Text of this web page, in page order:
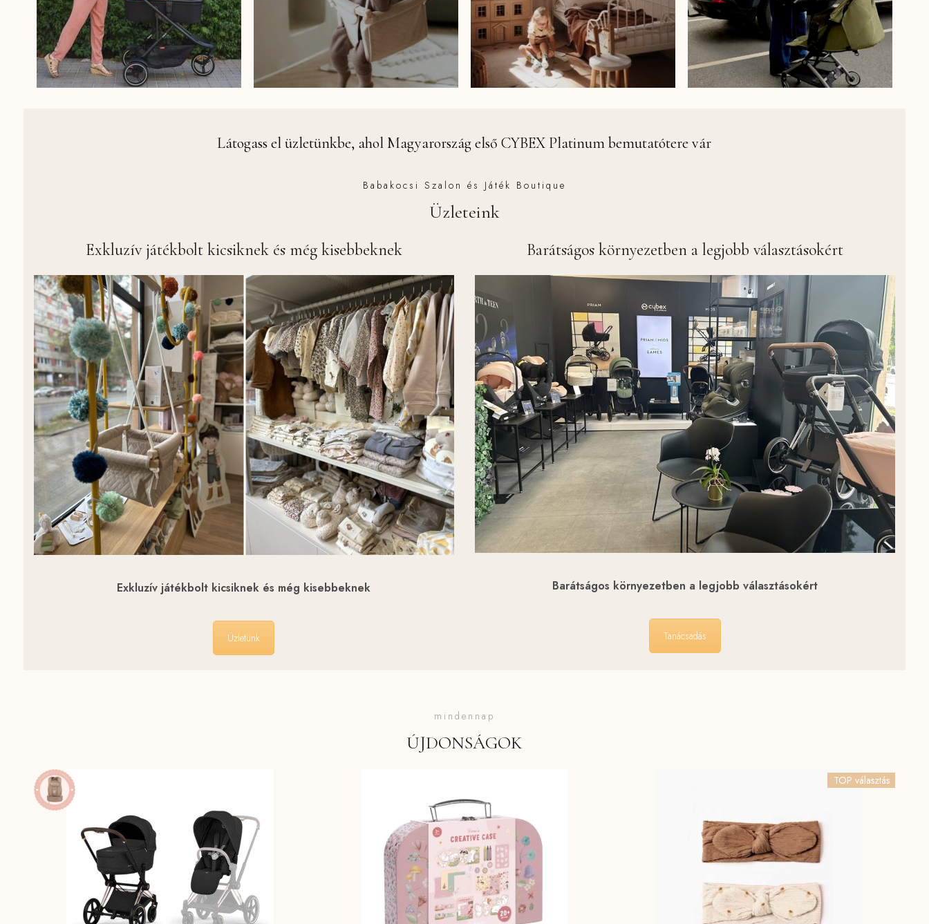
Látogass el üzletünkbe, ahol Magyarország első CYBEX Platinum bemutatótere vár
Babakocsi Szalon és Játék Boutique
Üzleteink
Exkluzív játékbolt kicsiknek és még kisebbeknek
Exkluzív játékbolt kicsiknek és még kisebbeknek
Üzletünk
Barátságos környezetben a legjobb választásokért
Barátságos környezetben a legjobb választásokért
Tanácsadás
mindennap
ÚJDONSÁGOK
TOP választás